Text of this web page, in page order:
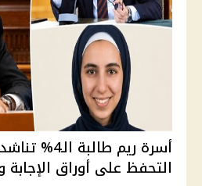
أسرة ريم طالبة
التحفظ على أوراق